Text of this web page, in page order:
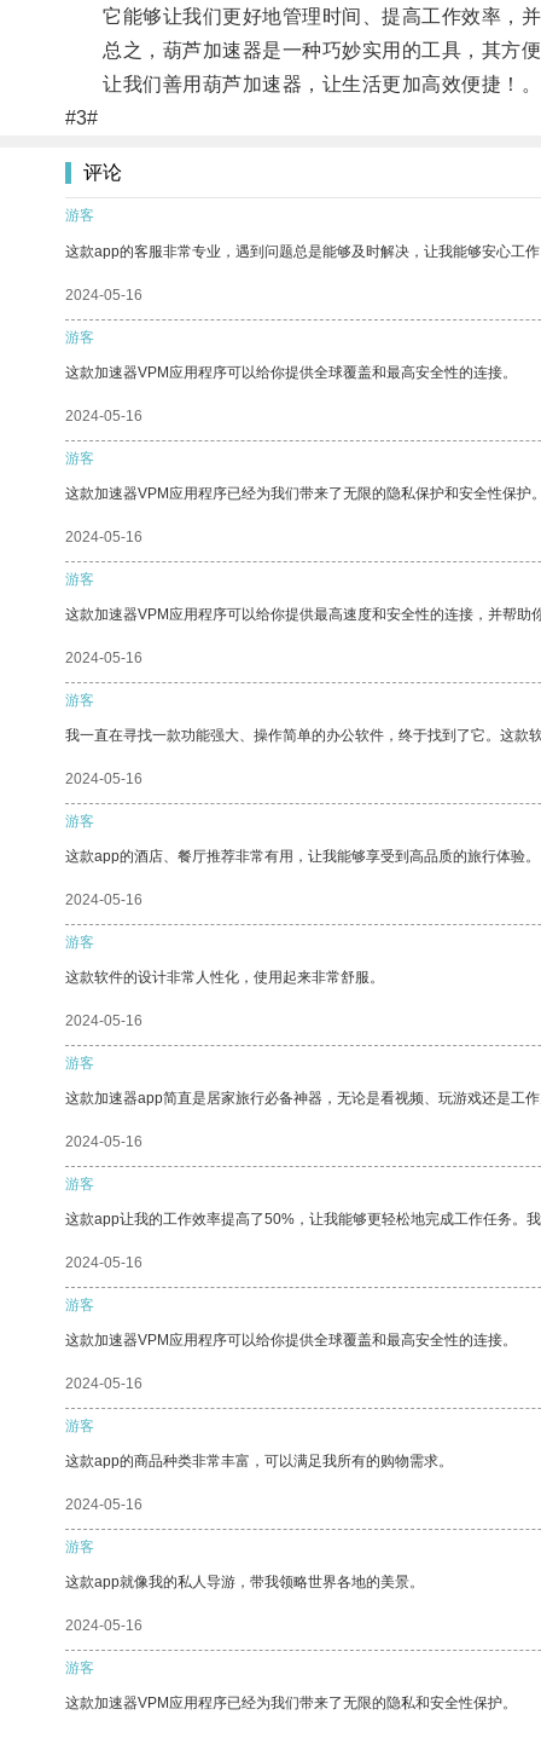
它能够让我们更好地管理时间、提高工作效率，
总之，葫芦加速器是一种巧妙实用的工具，其方便
让我们善用葫芦加速器，让生活更加高效便捷！。
#3#
评论
游客
这款app的客服非常专业，遇到问题总是能够及时解决，让我能够安心工
2024-05-16
游客
这款加速器VPM应用程序可以给你提供全球覆盖和最高安全性的连接。
2024-05-16
游客
这款加速器VPM应用程序已经为我们带来了无限的隐私保护和安全性保护
2024-05-16
游客
这款加速器VPM应用程序可以给你提供最高速度和安全性的连接，并帮助
2024-05-16
游客
我一直在寻找一款功能强大、操作简单的办公软件，终于找到了它。这
2024-05-16
游客
这款app的酒店、餐厅推荐非常有用，让我能够享受到高品质的旅行体验。
2024-05-16
游客
这款软件的设计非常人性化，使用起来非常舒服。
2024-05-16
游客
这款加速器app简直是居家旅行必备神器，无论是看视频、玩游戏还是工
2024-05-16
游客
这款app让我的工作效率提高了50%，让我能够更轻松地完成工作任务。
2024-05-16
游客
这款加速器VPM应用程序可以给你提供全球覆盖和最高安全性的连接。
2024-05-16
游客
这款app的商品种类非常丰富，可以满足我所有的购物需求。
2024-05-16
游客
这款app就像我的私人导游，带我领略世界各地的美景。
2024-05-16
游客
这款加速器VPM应用程序已经为我们带来了无限的隐私和安全性保护。